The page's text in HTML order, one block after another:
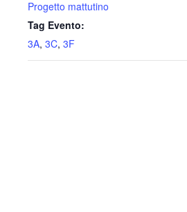
Progetto mattutino
Tag Evento:
3A, 3C, 3F